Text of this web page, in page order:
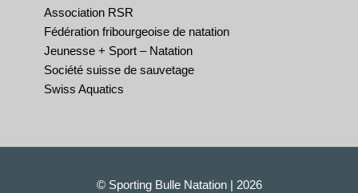
Association RSR
Fédération fribourgeoise de natation
Jeunesse + Sport – Natation
Société suisse de sauvetage
Swiss Aquatics
© Sporting Bulle Natation | 2026